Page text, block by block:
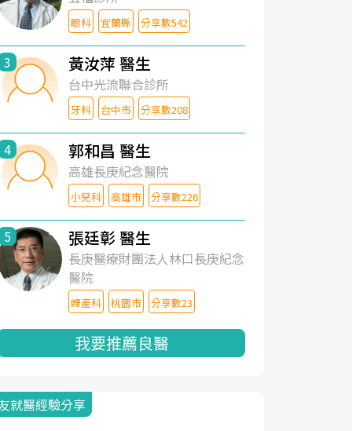
眼科 宜蘭縣 分享數542
3 黃汝萍 醫生
台中光流聯合診所
牙科 台中市 分享數208
4 郭和昌 醫生
高雄長庚紀念醫院
小兒科 高雄市 分享數226
5 張廷彰 醫生
長庚醫療財團法人林口長庚紀念
醫院
婦產科 桃園市 分享數23
我要推薦良醫
就醫經驗分享